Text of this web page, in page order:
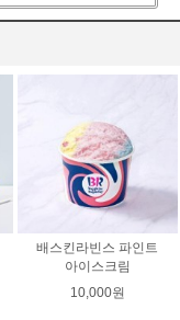
배스킨라빈스 파인트
아이스크림
10,000원